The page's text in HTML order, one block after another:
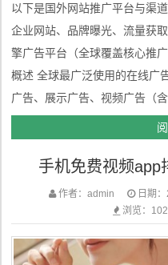
以下是国外网站推广平台与渠
企业网站、品牌曝光、流量获取和转
擎广告平台（全球覆盖核心推
概述 全球最广泛使用的在线广
广告、展示广告、视频广告（
式。 优势 覆盖范围大：全球
潜在客户的核心渠道。 高级定
手机免费视频app
作者：admin 日期：
浏览：